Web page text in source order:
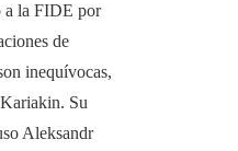
a la FIDE por
de
inequívocas,
Su
Aleksandr